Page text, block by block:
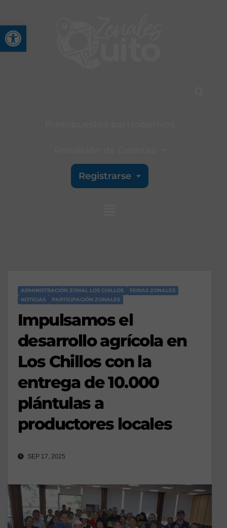
Abrir barra de
Registrarse
ADMINISTRACIÓN ZONAL LOS CHILLOS
FERIAS ZONALES
NOTICIAS
PARTICIPACIÓN ZONALES
Impulsamos el
desarrollo agrícola en
Los Chillos con la
entrega de 10.000
plántulas a
productores locales
SEP 17, 2025